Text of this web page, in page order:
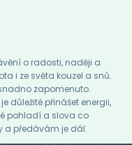
o radosti, naději a
i ze světa kouzel a snů.
zapomenuto.
důležité přinášet energii,
pohladí a slova co
a předávám je dál.